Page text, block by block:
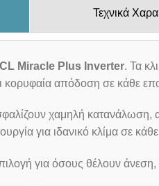
Τεχνικά
Miracle Plus Inverter. Τα
κορυφαία απόδοση σε κάθε
χαμηλή κατανάλωση,
για ιδανικό κλίμα σε
για όσους θέλουν